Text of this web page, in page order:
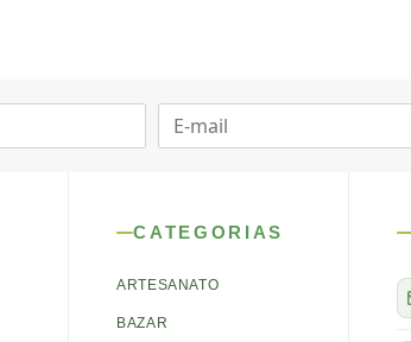
CATEGORIAS
ARTESANATO
BAZAR